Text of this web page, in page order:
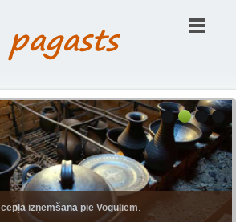
izņemšana pie Voguļiem.